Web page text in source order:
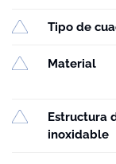
Tipo de
Material
Estructura
inoxidable